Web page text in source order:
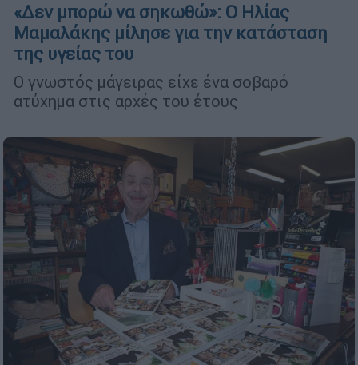
«Δεν μπορώ να σηκωθώ»: Ο Ηλίας
Μαμαλάκης μίλησε για την κατάσταση
της υγείας του
Ο γνωστός μάγειρας είχε ένα σοβαρό
ατύχημα στις αρχές του έτους